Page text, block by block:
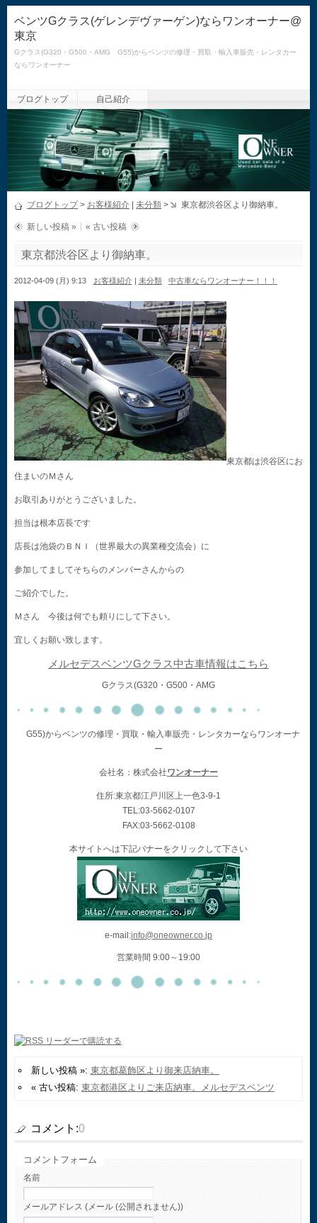
ベンツGクラス(ゲレンデヴァーゲン)ならワンオーナー@
東京
Gクラス(G320・G500・AMG G55)からベンツの修理・買取・輸入車販売・レンタカー
ならワンオーナー
ブログトップ 自己紹介
ブログトップ> お客様紹介 未分類 > 東京都渋谷区より御納車。
新しい投稿 » « 古い投稿
東京都渋谷区より御納車。
2012-04-09 (月) 9:13 お客様紹介| 未分類 中古車ならワンオーナー！！！
東京都は渋谷区にお
住まいのＭさん
お取引ありがとうございました。
担当は根本店長です
店長は池袋のＢＮＩ（世界最大の異業種交流会）に
参加してましてそちらのメンバーさんからの
ご紹介でした。
Ｍさん 今後は何でも頼りにして下さい。
宜しくお願い致します。
メルセデスベンツGクラス中古車情報はこちら
Gクラス(G320・G500・AMG
G55)からベンツの修理・買取・輸入車販売・レンタカーならワンオーナ
ー
会社名：株式会社ワンオーナー
住所:東京都江戸川区上一色3-9-1
TEL:03-5662-0107
FAX:03-5662-0108
本サイトへは下記バナーをクリックして下さい
e-mail:info@oneowner.co.jp
営業時間 9:00～19:00
新しい投稿 »: 東京都葛飾区より御来店納車。
« 古い投稿: 東京都港区よりご来店納車。メルセデスベンツ
コメント:0
コメントフォーム
名前
メールアドレス (メール (公開されません))